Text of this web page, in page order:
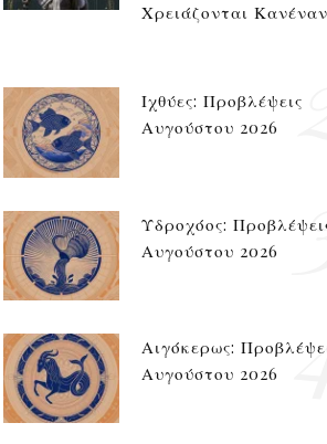
Χρειάζονται Κανέναν
Ιχθύες: Προβλέψεις
Αυγούστου 2026
2
Υδροχόος:
Αυγούστου 2026
Αιγόκερως:
Αυγούστου 2026